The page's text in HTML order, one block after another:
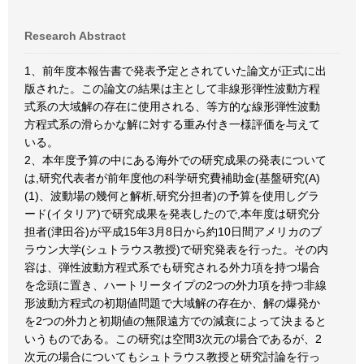
Research Abstract
1、前年度本報告書で発表予定とされていた論文が正式に出
版された。この論文の結果は主として非線形弾性波動方程
式系の大域解の存在に使用される、等方的な線形弾性波動
方程式系の滑らかな解に対する重み付き一様評価を与えて
いる。
2、本年度予算の中にある海外での研究成果の発表について
は,研究代表者が前年度他の科学研究費補助金(基盤研究(A)
(1)、波動場の幾何と解析,研究分担者)の予算を使用しグラ
ード(イタリア)で研究成果を発表したので,本年度は研究分
担者(津田谷)が平成15年3月8日から約10日間アメリカのブ
ラウン大学(シュトラウス教授)で研究発表を行った。その内
容は、弾性波動方程式系でも研究される外力項を持つ場合
を念頭に置き、ハートリータイプの2つの外力項を持つ非線
形波動方程式の初期値問題で大域解の存在か、解の爆発か
を2つの外力と初期値の無限遠方での減衰によって決まると
いうものである。この研究は空間3次元の場合であるが、2
次元の場合についてもシュトラウス教授と研究討論を行っ